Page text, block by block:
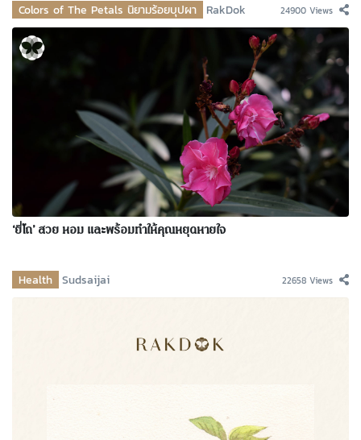
Colors of The Petals นิยามร้อยบุปผา RakDok 24900 Views
‘ยี่โถ’ สวย หอม และพร้อมทำให้คุณหยุดหายใจ
Health Sudsaijai 22658 Views